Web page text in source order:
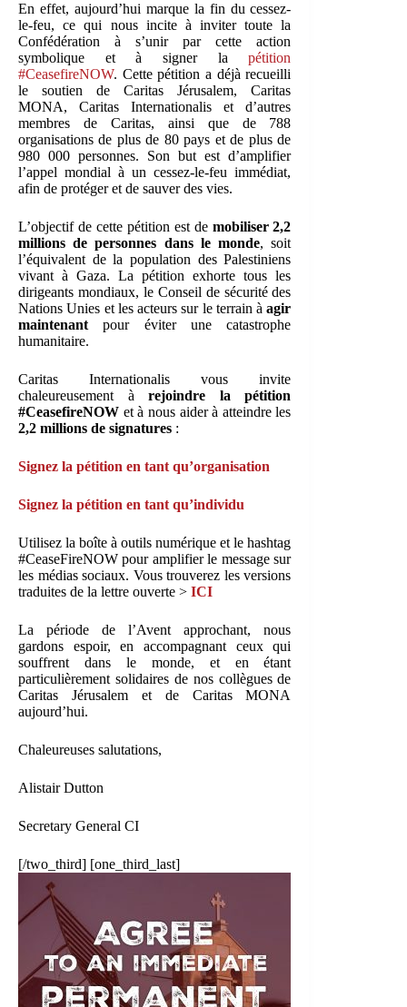
En effet, aujourd’hui marque la fin du cessez-
le-feu, ce qui nous incite à inviter toute la
Confédération à s’unir par cette action
symbolique et à signer lapétition
#CeasefireNOW. Cette pétition a déjà recueilli
le soutien de Caritas Jérusalem, Caritas
MONA, Caritas Internationalis et d’autres
membres de Caritas, ainsi que de 788
organisations de plus de 80 pays et de plus de
980 000 personnes. Son but est d’amplifier
l’appel mondial à un cessez-le-feu immédiat,
afin de protéger et de sauver des vies.
L’objectif de cette pétition est de mobiliser 2,2
millions de personnes dans le monde, soit
l’équivalent de la population des Palestiniens
vivant à Gaza. La pétition exhorte tous les
dirigeants mondiaux, le Conseil de sécurité des
Nations Unies et les acteurs sur le terrain àagir
maintenantpour éviter une catastrophe
humanitaire.
Caritas Internationalis vous invite
chaleureusement àrejoindre la pétition
#CeasefireNOW et à nous aider à atteindre les
2,2 millions de signatures :
Signez la pétition en tant qu’organisation
Signez la pétition en tant qu’individu
Utilisez la boîte à outils numérique et le hashtag
#CeaseFireNOW pour amplifier le message sur
les médias sociaux. Vous trouverez les versions
traduites de la lettre ouverte > ICI
La période de l’Avent approchant, nous
gardons espoir, en accompagnant ceux qui
souffrent dans le monde, et en étant
particulièrement solidaires de nos collègues de
Caritas Jérusalem et de Caritas MONA
aujourd’hui.
Chaleureuses salutations,
Alistair Dutton
Secretary General CI
[/two_third] [one_third_last]